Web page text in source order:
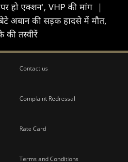
हो एक्शन', VHP की मांग |
अबान की सड़क हादसे में मौत,
की तस्वीरें
Contact us
Complaint Redressal
Rate Card
Terms and Conditions